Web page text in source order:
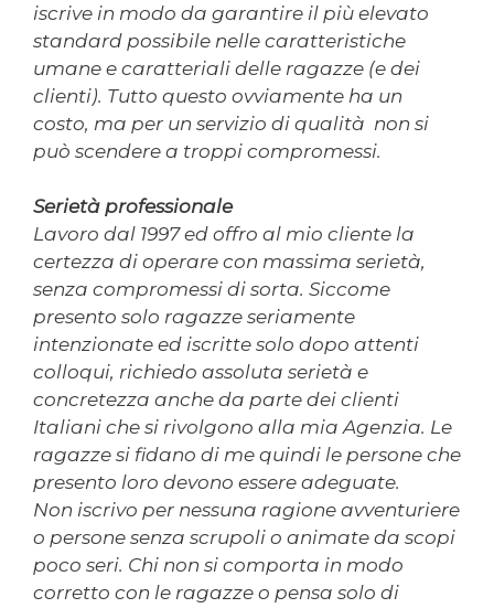
iscrive in modo da garantire il più elevato
standard possibile nelle caratteristiche
umane e caratteriali delle ragazze (e dei
clienti). Tutto questo ovviamente ha un
costo, ma per un servizio di qualità non si
può scendere a troppi compromessi.
Serietà professionale
Lavoro dal 1997 ed offro al mio cliente la
certezza di operare con massima serietà,
senza compromessi di sorta. Siccome
presento solo ragazze seriamente
intenzionate ed iscritte solo dopo attenti
colloqui, richiedo assoluta serietà e
concretezza anche da parte dei clienti
Italiani che si rivolgono alla mia Agenzia. Le
ragazze si fidano di me quindi le persone che
presento loro devono essere adeguate.
Non iscrivo per nessuna ragione avventuriere
o persone senza scrupoli o animate da scopi
poco seri. Chi non si comporta in modo
corretto con le ragazze o pensa solo di